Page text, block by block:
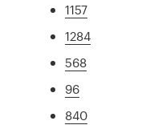
1157
1284
568
96
840